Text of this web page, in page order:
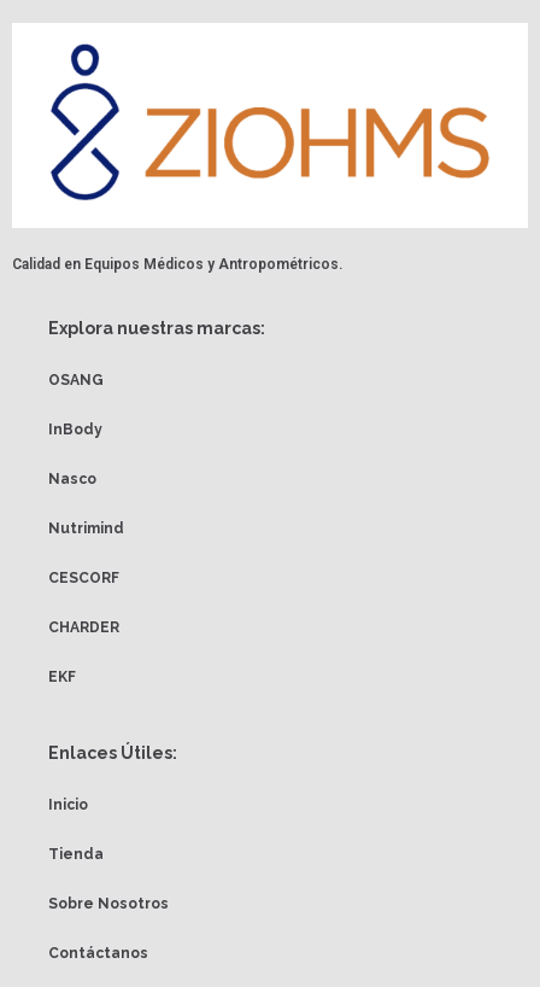
Calidad en Equipos Médicos y Antropométricos.
Explora nuestras marcas:
OSANG
InBody
Nasco
Nutrimind
CESCORF
CHARDER
EKF
Enlaces Útiles:
Inicio
Tienda
Sobre Nosotros
Contáctanos